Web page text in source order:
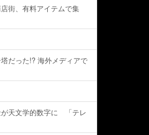
街、有料アイテムで集
だった!? 海外メディアで
が天文学的数字に 「テレ